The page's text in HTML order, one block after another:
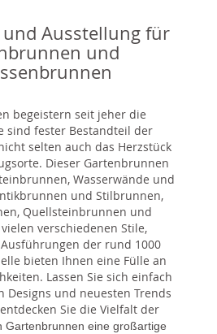
Ausstellung für
und
begeistern seit jeher die
sind fester Bestandteil der
selten auch das Herzstück
Dieser Gartenbrunnen
Wasserwände und
und Stilbrunnen,
Quellsteinbrunnen und
verschiedenen Stile,
der rund 1000
bieten Ihnen eine Fülle an
Lassen Sie sich einfach
Designs und neuesten Trends
Sie die Vielfalt der
Gartenbrunnen eine großartige